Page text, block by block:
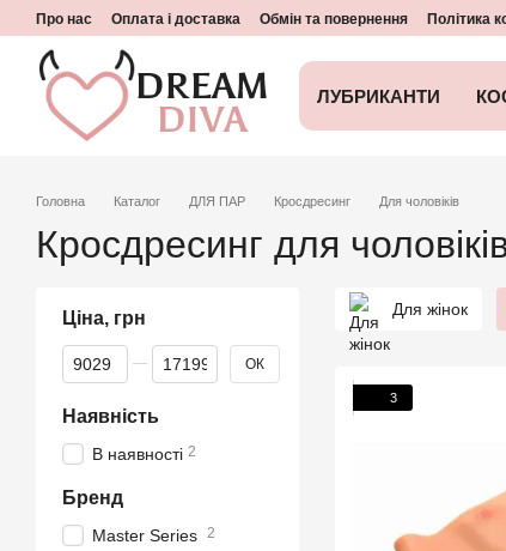
Перейти до основного контенту
Про нас Оплата і доставка Обмін та повернення Політика
ЛУБРИКАНТИ
Головна Каталог ДЛЯ ПАР Кросдресинг Для чоловіків
Кросдресинг для
Для жінок
3
Ціна, грн
Від Ціна, грн
До Ціна, грн ОК
Наявність
В наявності 2
Бренд
Master Series 2